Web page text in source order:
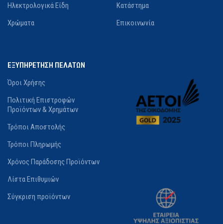
Ηλεκτρολογικά Είδη
Χρώματα
Κατάστημα
Επικοινωνία
ΕΞΥΠΗΡΕΤΗΣΗ ΠΕΛΑΤΩΝ
Όροι Χρήσης
Πολιτική Επιστροφών
Προϊόντων & Χρημάτων
Τρόποι Αποστολής
Τρόποι Πληρωμής
Χρόνος Παράδοσης Προϊόντων
Λίστα Επιθυμιών
Σύγκριση προϊόντων